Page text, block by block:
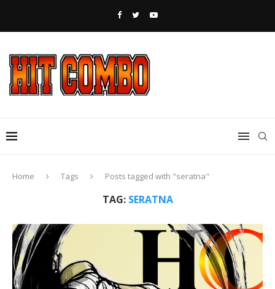
Home Tags Posts tagged with "seratna"
TAG: SERATNA